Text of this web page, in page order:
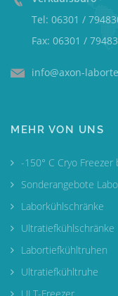
Tel: 06301 /
Fax: 06301 /
info@axon-
MEHR VON UNS
-150° C Cryo Freezer
Sonderangebote
Laborkühlschränke
Ultratiefkühlschränke
Labortiefkühltruhen
Ultratiefkühltruhe